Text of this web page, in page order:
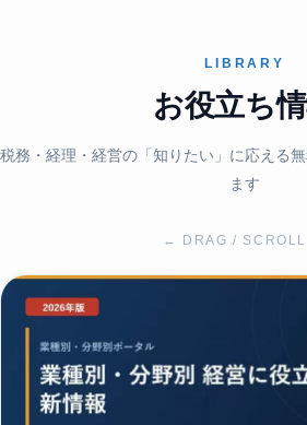
LIBRARY
お役立ち
税務・経理・経営の「知りたい」に応える
ます
← DRAG /